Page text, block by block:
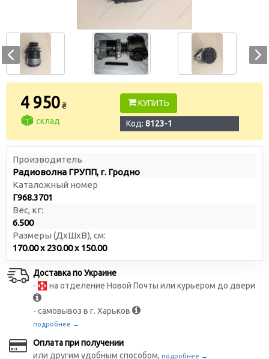
4 950₴
склад
КУПИТЬ
Код: 8123-1
Производитель
Радиоволна ГРУПП, г. Гродно
Каталожный номер
Г968.3701
Вес, кг:
6.500
Размеры (ДxШxВ), см:
170.00 x 230.00 x 150.00
Доставка по Украине
-
на отделение Новой Почты или курьером до двери
- самовывоз в г. Харьков
подробнее →
Оплата при получении
или другим удобным способом, подробнее →